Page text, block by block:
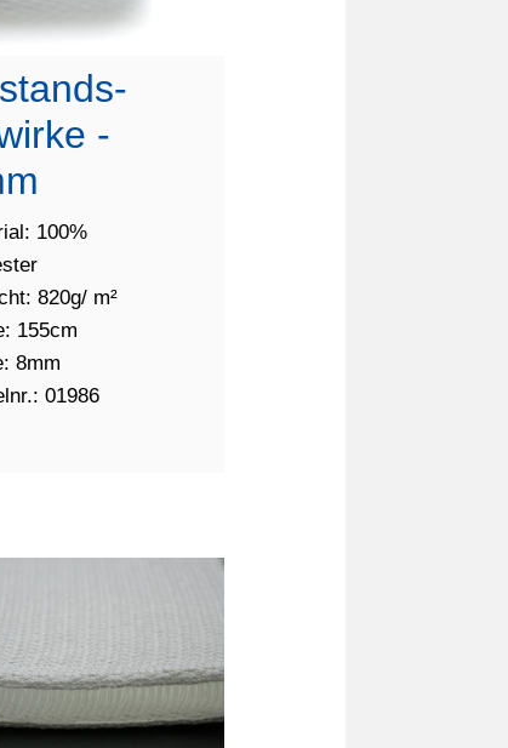
-
100%
820g/ m²
155cm
8mm
01986